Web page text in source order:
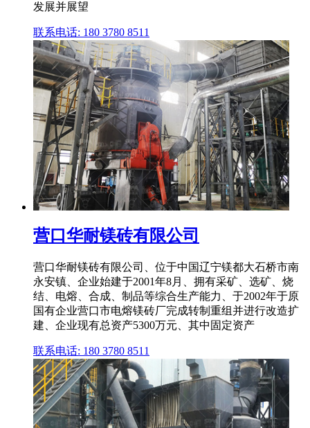
发展并展望
联系电话: 180 3780 8511
营口华耐镁砖有限公司
营口华耐镁砖有限公司、位于中国辽宁镁都大石桥市南
永安镇、企业始建于2001年8月、拥有采矿、选矿、烧
结、电熔、合成、制品等综合生产能力、于2002年于原
国有企业营口市电熔镁砖厂完成转制重组并进行改造扩
建、企业现有总资产5300万元、其中固定资产
联系电话: 180 3780 8511